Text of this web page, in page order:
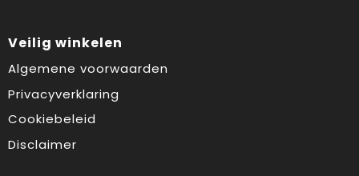
Veilig winkelen
Algemene voorwaarden
Privacyverklaring
Cookiebeleid
Disclaimer